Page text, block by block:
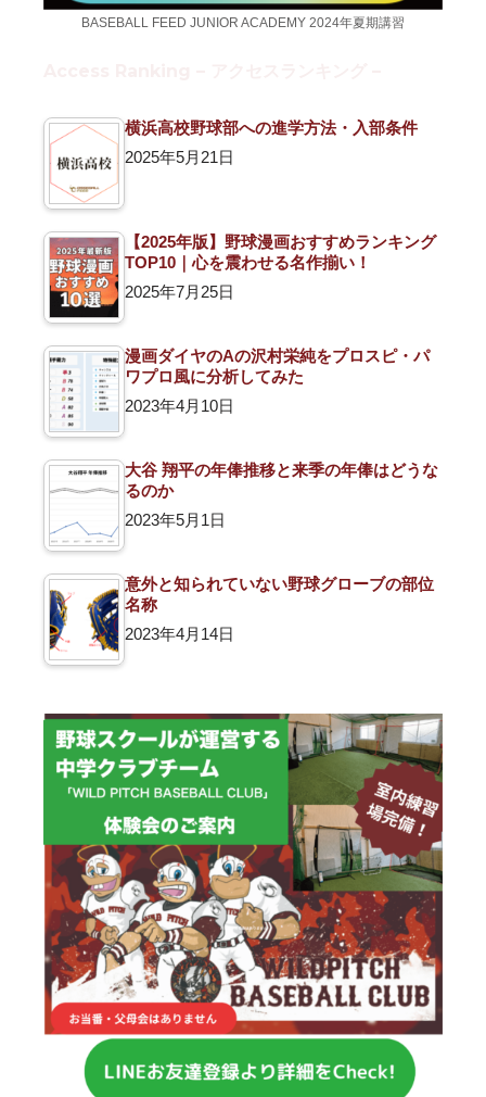
BASEBALL FEED JUNIOR ACADEMY 2024年夏期講習
横浜高校野球部への進学方法・入部条件
2025年5月21日
【2025年版】野球漫画おすすめランキング
TOP10｜心を震わせる名作揃い！
2025年7月25日
漫画ダイヤのAの沢村栄純をプロスピ・パ
ワプロ風に分析してみた
2023年4月10日
大谷 翔平の年俸推移と来季の年俸はどうな
るのか
2023年5月1日
意外と知られていない野球グローブの部位
名称
2023年4月14日